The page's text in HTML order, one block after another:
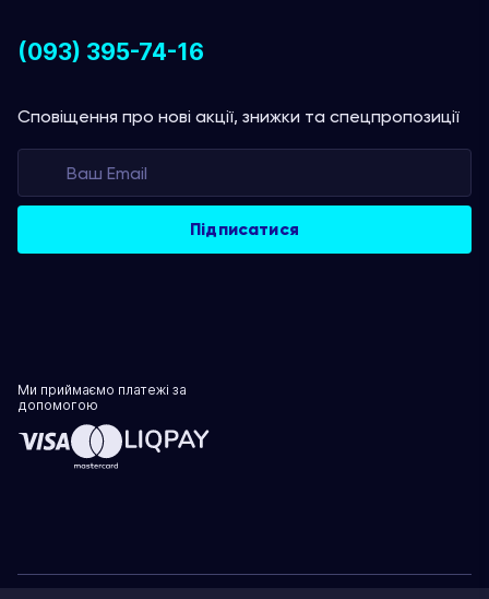
(093) 395-74-16
Сповіщення про нові акції, знижки та спецпропозиції
Ми приймаємо платежі за
допомогою